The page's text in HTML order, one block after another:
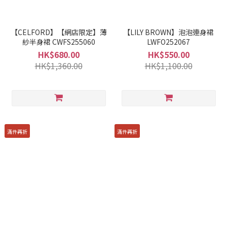
【CELFORD】【網店限定】薄
紗半身裙 CWFS255060
HK$680.00
HK$1,360.00
【LILY BROWN】泡泡連身裙
LWFO252067
HK$550.00
HK$1,100.00
滿件再折 滿件再折